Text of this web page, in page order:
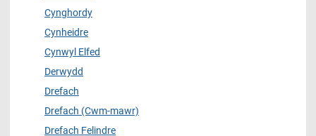
Cynghordy
Cynheidre
Cynwyl Elfed
Derwydd
Drefach
Drefach (Cwm-mawr)
Drefach Felindre